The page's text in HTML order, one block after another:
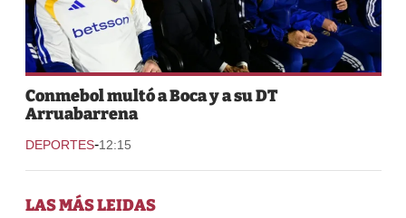
Conmebol multó a Boca y a su DT
Arruabarrena
DEPORTES-12:15
LAS MÁS LEIDAS